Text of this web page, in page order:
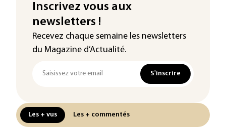
Inscrivez vous aux
newsletters !
Recevez chaque semaine les newsletters
du Magazine d’Actualité.
S'inscrire
Les + vus Les + commentés